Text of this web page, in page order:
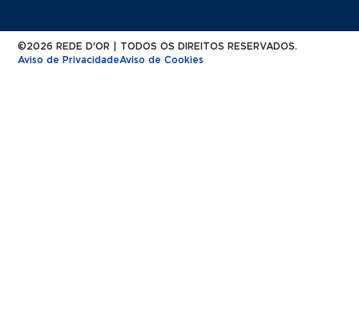
©2026 REDE D'OR | TODOS OS DIREITOS RESERVADOS.
Aviso de PrivacidadeAviso de Cookies